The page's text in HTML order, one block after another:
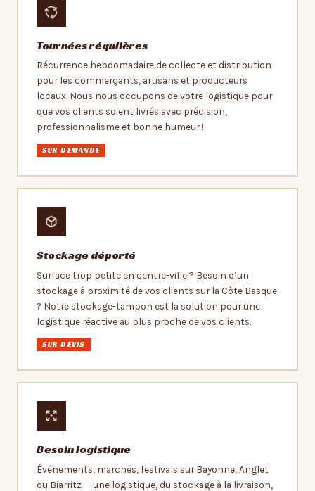
Tournées régulières
Récurrence hebdomadaire de collecte et distribution
pour les commerçants, artisans et producteurs
locaux. Nous nous occupons de votre logistique pour
que vos clients soient livrés avec précision,
professionnalisme et bonne humeur !
SUR DEMANDE
Stockage déporté
Surface trop petite en centre-ville ? Besoin d’un
stockage à proximité de vos clients sur la Côte Basque
? Notre stockage-tampon est la solution pour une
logistique réactive au plus proche de vos clients.
SUR DEVIS
Besoin logistique
Événements, marchés, festivals sur Bayonne, Anglet
ou Biarritz — une logistique, du stockage à la livraison,